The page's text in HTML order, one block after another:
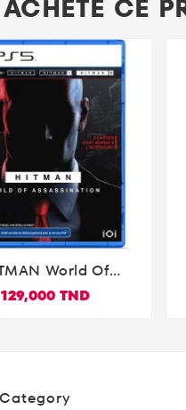
CE
World Of
Assassination
(PlayStation 5)
129,000 TND
Category